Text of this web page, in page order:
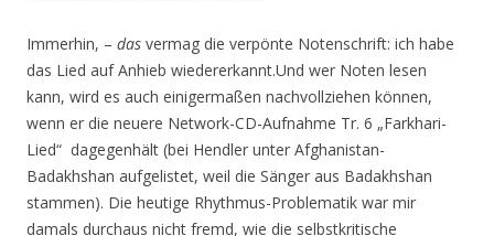
Immerhin, – das vermag die verpönte Notenschrift: ich habe
das Lied auf Anhieb wiedererkannt.Und wer Noten lesen
kann, wird es auch einigermaßen nachvollziehen können,
wenn er die neuere Network-CD-Aufnahme Tr. 6 „Farkhari-
Lied“ dagegenhält (bei Hendler unter Afghanistan-
Badakhshan aufgelistet, weil die Sänger aus Badakhshan
stammen). Die heutige Rhythmus-Problematik war mir
damals durchaus nicht fremd, wie die selbstkritische